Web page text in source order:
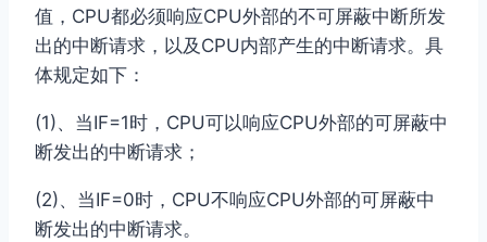
值，CPU都必须响应CPU外部的不可屏蔽中断所发
出的中断请求，以及CPU内部产生的中断请求。具
体规定如下：
(1)、当IF=1时，CPU可以响应CPU外部的可屏蔽中
断发出的中断请求；
(2)、当IF=0时，CPU不响应CPU外部的可屏蔽中
断发出的中断请求。